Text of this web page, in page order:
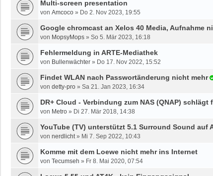
Multi-screen presentation
von Amcoco » Do 2. Nov 2023, 19:55
Google chromcast an Xelos 40 Media, Aufnahme
von MopsyMops » So 5. Mär 2023, 16:18
Fehlermeldung in ARTE-Mediathek
von Bullenwächter » Do 17. Nov 2022, 15:52
Findet WLAN nach Passwortänderung nicht mehr
von detty-pro » Sa 21. Jan 2023, 16:34
DR+ Cloud - Verbindung zum NAS (QNAP) schlägt
von Metro » Di 27. Mär 2018, 14:38
YouTube (TV) unterstützt 5.1 Surround Sound auf
von nerdlicht» Mi 7. Sep 2022, 10:43
Komme mit dem Loewe nicht mehr ins Internet
von Tecumseh » Fr 8. Mai 2020, 07:54